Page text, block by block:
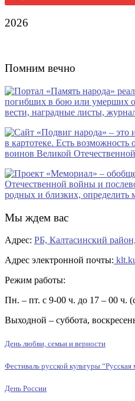
2026
Помним вечно
Мы ждем вас
Адрес: РБ, Калтасинский
Адрес электронной почты:
Режим работы:
Пн. – пт. с 9-00 ч. до 17 – 00 ч.
Выходной – суббота,
День любви, семьи и верности
Фестиваль русской культуры “Русская
День России